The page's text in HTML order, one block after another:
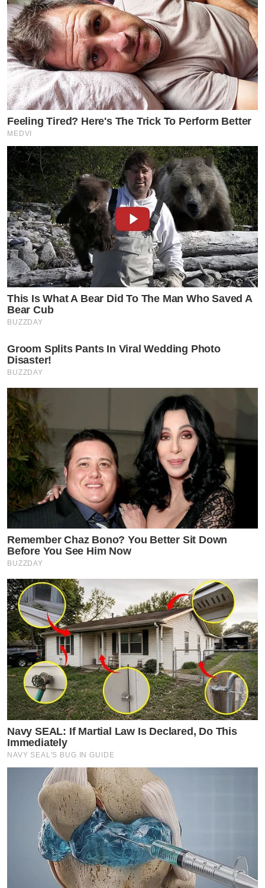
Feeling Tired? Here's The Trick To Perform Better
MEDVI
This Is What A Bear Did To The Man Who Saved A
Bear Cub
BUZZDAY
Groom Splits Pants In Viral Wedding Photo
Disaster!
BUZZDAY
Remember Chaz Bono? You Better Sit Down
Before You See Him Now
BUZZDAY
Navy SEAL: If Martial Law Is Declared, Do This
Immediately
NAVY SEAL'S BUG IN GUIDE